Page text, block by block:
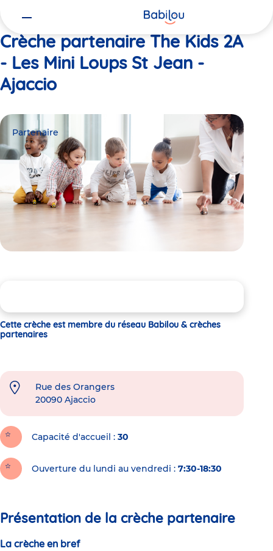
Crèche partenaire The Kids 2A
- Les Mini Loups St Jean -
Ajaccio
Partenaire
Cette crèche est membre du réseau Babilou & crèches
partenaires
Rue des Orangers
20090 Ajaccio
Capacité d'accueil 30
Ouverture du lundi au vendredi : 7:30-18:30
Présentation de la crèche partenaire
La crèche en bref